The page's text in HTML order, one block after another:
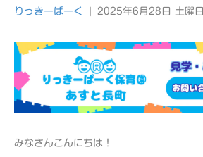
りっきーぱーく 2025年6月28日 土曜日
みなさんこんにちは！